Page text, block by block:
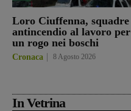
Loro Ciuffenna, squadre
antincendio al lavoro per
un rogo nei boschi
Cronaca 8 Agosto 2026
In Vetrina